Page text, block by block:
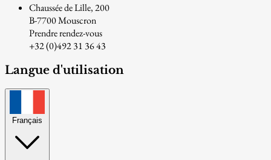
Chaussée de Lille, 200
B-7700 Mouscron
Prendre rendez-vous
+32 (0)492 31 36 43
Langue d'utilisation
Français